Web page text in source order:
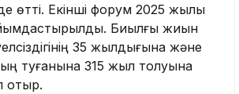
өтті. Екінші форум 2025 жылы
Биылғы жиын
35 жылдығына және
туғанына 315 жыл толуына
отыр.